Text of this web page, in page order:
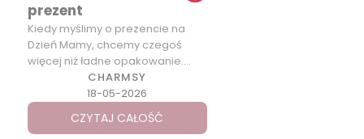
CHARMSY
18-05-2026
prezent
Kiedy myślimy o prezencie na
Dzień Mamy, chcemy czegoś
więcej niż ładne opakowanie.
Chcemy podarować coś […]
CZYTAJ CAŁOŚĆ